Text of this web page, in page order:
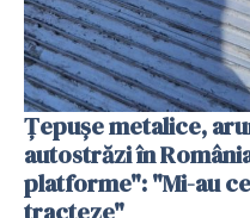
Țepușe metalice,
autostrăzi în
platforme": "Mi-au